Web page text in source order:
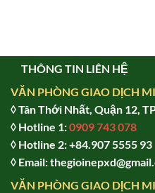
THÔNG TIN LIÊN HỆ
VĂN PHÒNG GIAO DỊCH
◊ Tân Thới Nhất, Quận 12,
◊ Hotline 1:0909 743 078
◊ Hotline 2: +84.907 5555 93
◊ Email:
VĂN PHÒNG GIAO DỊCH